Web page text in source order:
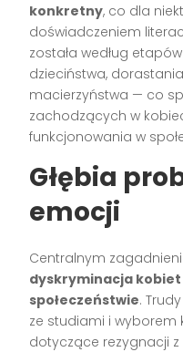
konkretny, co dla
doświadczeniem
została według
dzieciństwa,
macierzyństwa — co
zachodzących w
funkcjonowania w
Głębia
emocji
Centralnym
dyskryminacja
społeczeństwie.
ze studiami i wyborem
dotyczące rezygnacji